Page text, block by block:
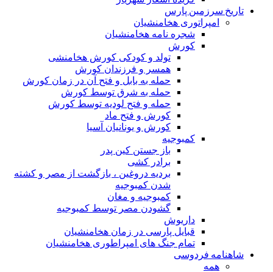
تاریخ سرزمین پارس
امپراتوری هخامنشیان
شجره نامه هخامنشیان
کورش
تولد و کودکی کورش هخامنشی
همسر و فرزندان کورش
حمله به بابل و فتح آن در زمان کورش
حمله به شرق توسط کورش
حمله و فتح لودیه توسط کورش
کورش و فتح ماد
کورش و یونانیان آسیا
کمبوجیه
باز جستن کین پدر
برادر کشی
بردیه دروغین ، بازگشت از مصر و کشته
شدن کمبوجیه
کمبوجیه و مغان
گشودن مصر توسط کمبوجیه
داریوش
قبایل پارسی در زمان هخامنشیان
تمام جنگ های امپراطوری هخامنشیان
شاهنامه فردوسی
همه